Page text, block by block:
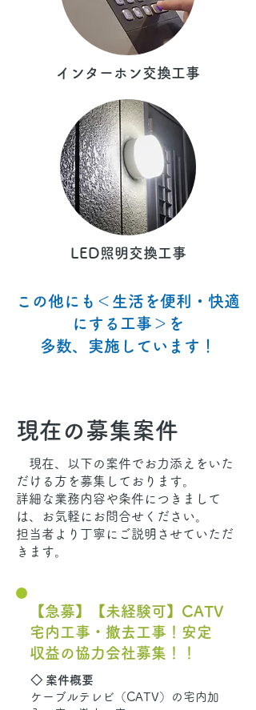
インターホン交換工事
LED照明交換工事
この他にも＜生活を便利・快適
にする工事＞を
多数、実施しています！
現在の募集案件
現在、以下の案件でお力添えをいた
だける方を募集しております。
詳細な業務内容や条件につきまして
は、お気軽にお問合せください。
​担当者より丁寧にご説明させていただ
きます。
【急募】【未経験可】CATV
宅内工事・撤去工事！安定
収益の協力会社募集！！
◇ 案件概要
ケーブルテレビ（CATV）の宅内加